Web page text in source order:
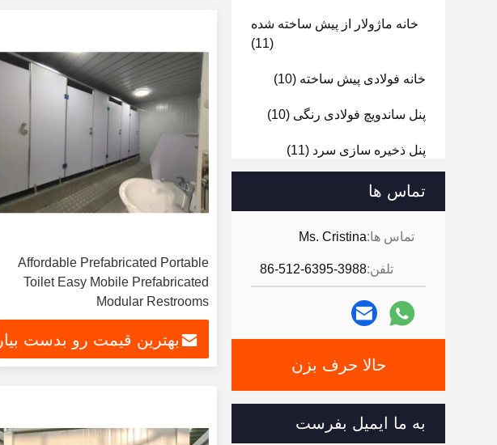
خانه ماژولار از پیش ساخته شده
(11)
خانه فولادی پیش ساخته (10)
پنل ساندویچ فولادی رنگی (10)
پنل ذخیره سازی سرد (11)
سازه های فولادی
تماس ها
تماس ها:Ms. Cristina
تلفن:86-512-6395-3988
حالا حرف بزن
به ما ایمیل بفرست
Affordable Prefabricated Portable
Toilet Easy Mobile Prefabricated
Modular Restrooms
بهترین قیمت رو بدست بیار